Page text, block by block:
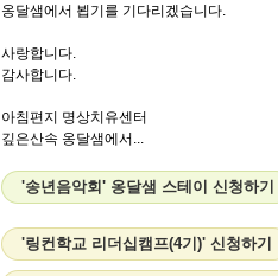
옹달샘에서 뵙기를 기다리겠습니다.
사랑합니다.
감사합니다.
아침편지 명상치유센터
깊은산속 옹달샘에서...
'송년음악회' 옹달샘 스테이 신청하기
'링컨학교 리더십캠프(4기)' 신청하기